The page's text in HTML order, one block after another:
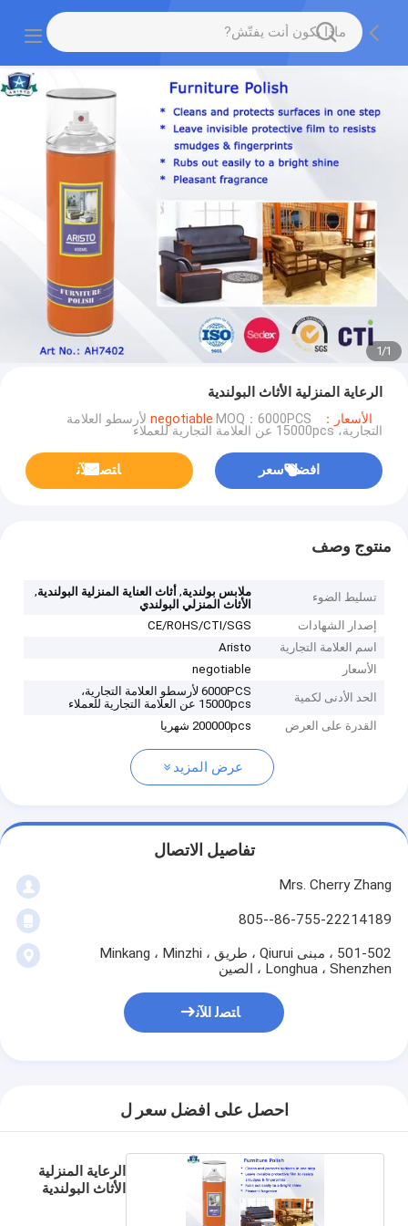
1
/
1
الرعاية المنزلية الأثاث البولندية
الأسعار：negotiable MOQ：6000PCS لأرسطو العلامة
التجارية، 15000pcs عن العلامة التجارية للعملاء
افضل سعر ﺎﺘﺼﻟ ﺍﻶﻧ
منتوج وصف
تسليط الضوء ملابس بولندية,أثاث العناية المنزلية البولندية,
الأثاث المنزلي البولندي
إصدار الشهادات
CE/ROHS/CTI/SGS
اسم العلامة التجارية
Aristo
الأسعار
negotiable
الحد الأدنى لكمية
6000PCS لأرسطو العلامة التجارية،
15000pcs عن العلامة التجارية للعملاء
القدرة على العرض
200000pcs شهريا
عرض المزيد
تفاصيل الاتصال
Mrs. Cherry Zhang
86-755-22214189--805
501-502 ، مبنى Qiurui ، طريق Minkang ، Minzhi ،
Longhua ، Shenzhen ، الصين
ﺎﺘﺼﻟ ﺍﻶﻧ
احصل على افضل سعر ل
الرعاية المنزلية
الأثاث البولندية